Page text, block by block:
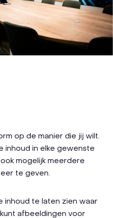
op de manier die jij wilt.
inhoud in elke gewenste
mogelijk meerdere
te geven.
inhoud te laten zien waar
afbeeldingen voor